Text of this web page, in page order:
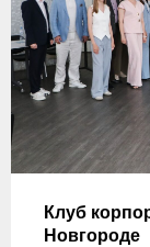
Клуб
Новгороде